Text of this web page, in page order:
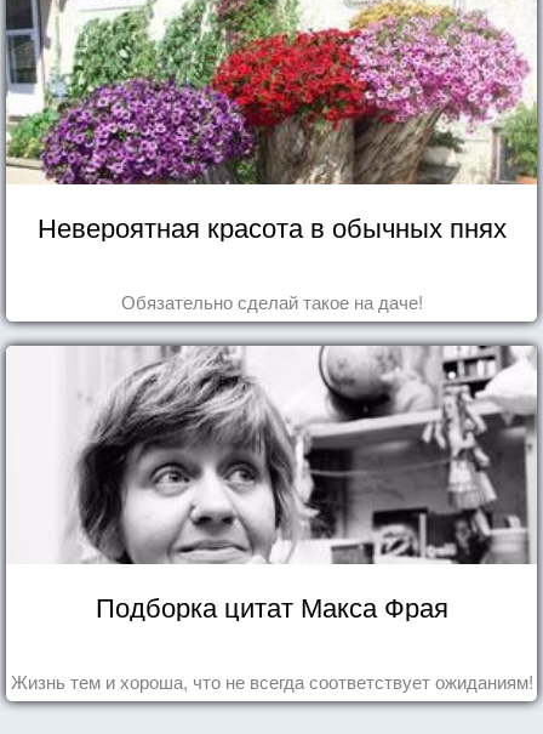
Невероятная красота в обычных пнях
Обязательно сделай такое на даче!
Подборка цитат Макса Фрая
Жизнь тем и хороша, что не всегда соответствует ожиданиям!